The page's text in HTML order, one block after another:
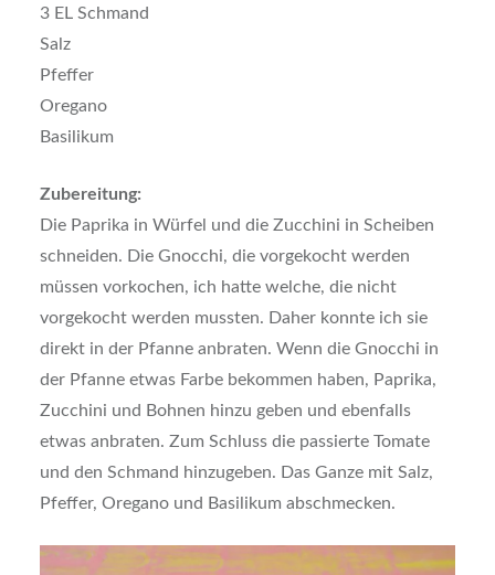
3 EL Schmand
Salz
Pfeffer
Oregano
Basilikum
Zubereitung:
Die Paprika in Würfel und die Zucchini in Scheiben
schneiden. Die Gnocchi, die vorgekocht werden
müssen vorkochen, ich hatte welche, die nicht
vorgekocht werden mussten. Daher konnte ich sie
direkt in der Pfanne anbraten. Wenn die Gnocchi in
der Pfanne etwas Farbe bekommen haben, Paprika,
Zucchini und Bohnen hinzu geben und ebenfalls
etwas anbraten. Zum Schluss die passierte Tomate
und den Schmand hinzugeben. Das Ganze mit Salz,
Pfeffer, Oregano und Basilikum abschmecken.